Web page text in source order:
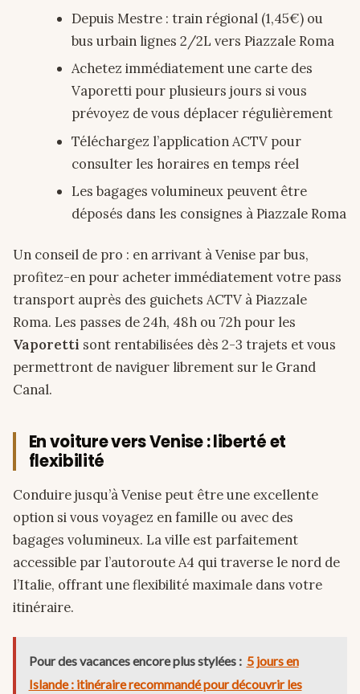
Depuis Mestre : train régional (1,45€) ou
bus urbain lignes 2/2L vers Piazzale Roma
Achetez immédiatement une carte des
Vaporetti pour plusieurs jours si vous
prévoyez de vous déplacer régulièrement
Téléchargez l’application ACTV pour
consulter les horaires en temps réel
Les bagages volumineux peuvent être
déposés dans les consignes à Piazzale Roma
Un conseil de pro : en arrivant à Venise par bus,
profitez-en pour acheter immédiatement votre pass
transport auprès des guichets ACTV à Piazzale
Roma. Les passes de 24h, 48h ou 72h pour les
Vaporetti sont rentabilisées dès 2-3 trajets et vous
permettront de naviguer librement sur le Grand
Canal.
En voiture vers Venise : liberté et
flexibilité
Conduire jusqu’à Venise peut être une excellente
option si vous voyagez en famille ou avec des
bagages volumineux. La ville est parfaitement
accessible par l’autoroute A4 qui traverse le nord de
l’Italie, offrant une flexibilité maximale dans votre
itinéraire.
Pour des vacances encore plus stylées : 5 jours en
Islande : itinéraire recommandé pour découvrir les